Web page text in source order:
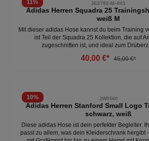
atmungsaktivWeitere Herren Laufleggings unter:
Hosen
11% JE2782-M--001
Adidas Herren Squadra 25
weiß M
Mit dieser adidas Hose kannst du beim Training
ist Teil der Squadra 25 Kollektion, die auf
zugeschnitten ist, und ideal zum
feuchtigkeitsabsorbierende AEROREADY
schweißableitendWeitere Herren
Kleidung- Hosen
40,00 €* 45,00 €*
10% JW0560
Adidas Herren Stanford Small Logo
schwarz, weiß
Diese adidas Hose ist dein perfekter Begleiter.
passt zu allem, was dein Kleiderschrank hergibt